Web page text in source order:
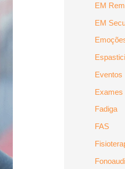
EM
EM
Eventos
Exames
Fadiga
FAS